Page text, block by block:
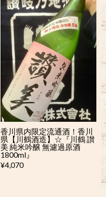
香川県内限定流通酒！香川
県【川鶴酒造】☆『川鶴 讃
美 純米吟醸 無濾過原酒
1800ml』
¥4,070